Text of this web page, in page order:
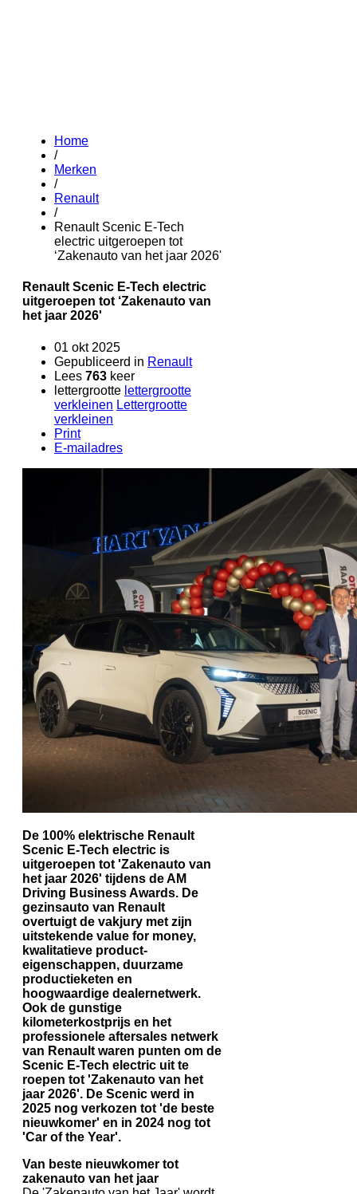
Home
/
Merken
/
Renault
/
Renault Scenic E-Tech
electric uitgeroepen tot
‘Zakenauto van het jaar 2026'
Renault Scenic E-Tech electric
uitgeroepen tot ‘Zakenauto van
het jaar 2026'
01 okt 2025
Gepubliceerd in Renault
Lees 763 keer
lettergrootte lettergrootte
verkleinen Lettergrootte
verkleinen
Print
E-mailadres
De 100% elektrische Renault
Scenic E-Tech electric is
uitgeroepen tot 'Zakenauto van
het jaar 2026' tijdens de AM
Driving Business Awards. De
gezinsauto van Renault
overtuigt de vakjury met zijn
uitstekende value for money,
kwalitatieve product-
eigenschappen, duurzame
productieketen en
hoogwaardige dealernetwerk.
Ook de gunstige
kilometerkostprijs en het
professionele aftersales netwerk
van Renault waren punten om de
Scenic E-Tech electric uit te
roepen tot 'Zakenauto van het
jaar 2026'. De Scenic werd in
2025 nog verkozen tot 'de beste
nieuwkomer' en in 2024 nog tot
'Car of the Year'.
Van beste nieuwkomer tot
zakenauto van het jaar